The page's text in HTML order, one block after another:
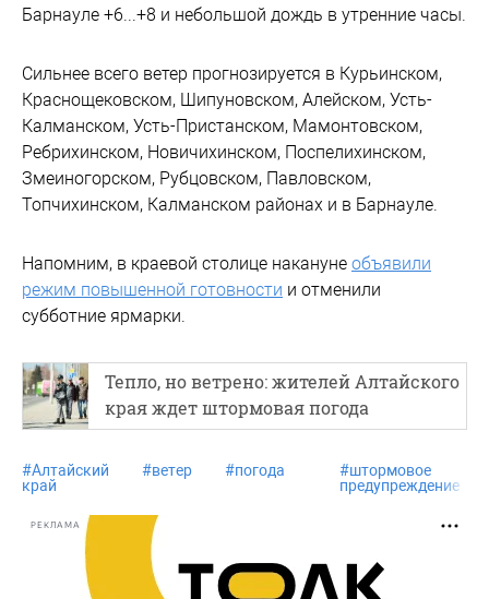
Барнауле +6...+8 и небольшой дождь в утренние часы.
Сильнее всего ветер прогнозируется в Курьинском,
Краснощековском, Шипуновском, Алейском, Усть-
Калманском, Усть-Пристанском, Мамонтовском,
Ребрихинском, Новичихинском, Поспелихинском,
Змеиногорском, Рубцовском, Павловском,
Топчихинском, Калманском районах и в Барнауле.
Напомним, в краевой столице накануне объявили
режим повышенной готовности и отменили
субботние ярмарки.
Тепло, но ветрено: жителей Алтайского
края ждет штормовая погода
#Алтайский
край
#ветер #погода #штормовое
предупреждение
РЕКЛАМА